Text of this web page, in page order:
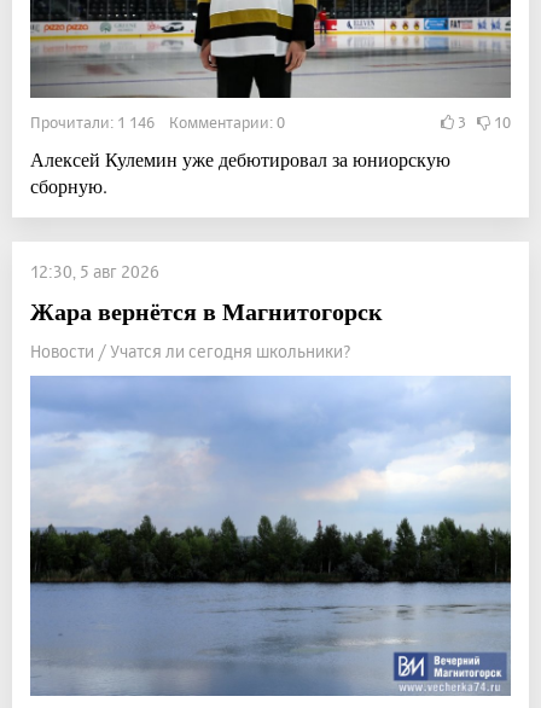
Прочитали: 1 146 Комментарии: 0 3 10
Алексей Кулемин уже дебютировал за юниорскую
сборную.
12:30, 5 авг 2026
Жара вернётся в Магнитогорск
Новости / Учатся ли сегодня школьники?